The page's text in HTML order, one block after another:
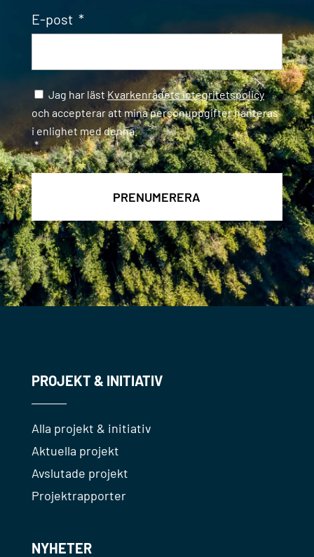
E-post *
Samtycke *
Jag har läst Kvarkenrådets integritetspolicy
och accepterar att mina personuppgifter hanteras
i enlighet med denna.
*
PROJEKT & INITIATIV
Alla projekt & initiativ
Aktuella projekt
Avslutade projekt
Projektrapporter
NYHETER